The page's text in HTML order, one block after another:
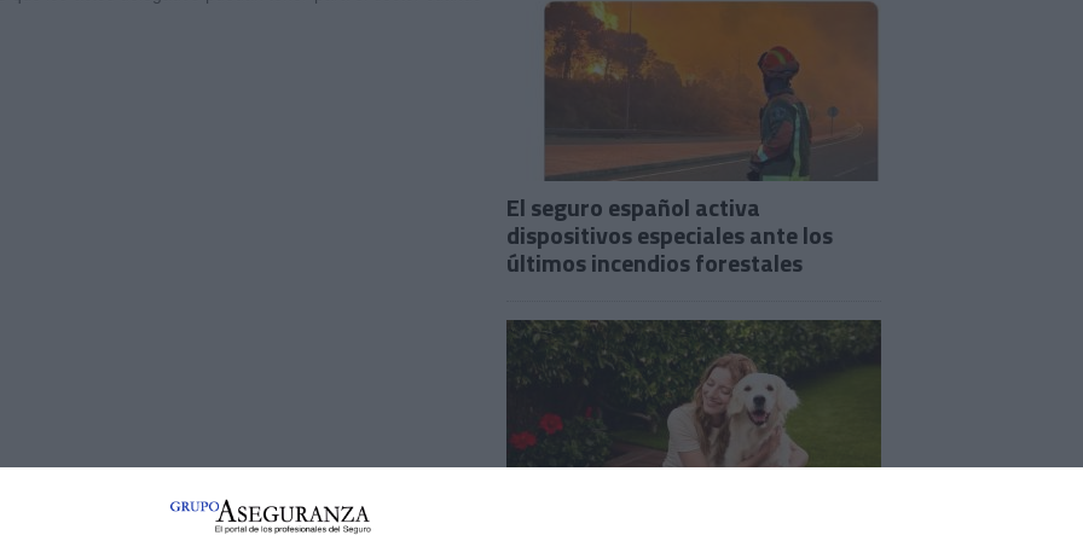
El seguro español activa
dispositivos especiales ante los
últimos incendios forestales